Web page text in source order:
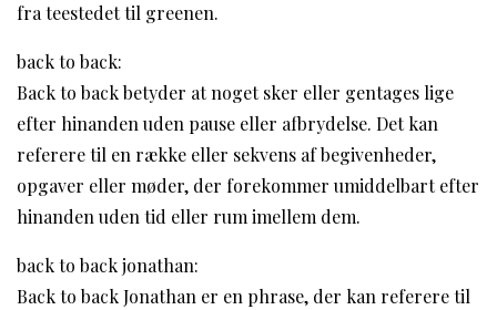
fra teestedet til greenen.
back to back:
Back to back betyder at noget sker eller gentages lige
efter hinanden uden pause eller afbrydelse. Det kan
referere til en række eller sekvens af begivenheder,
opgaver eller møder, der forekommer umiddelbart efter
hinanden uden tid eller rum imellem dem.
back to back jonathan:
Back to back Jonathan er en phrase, der kan referere til